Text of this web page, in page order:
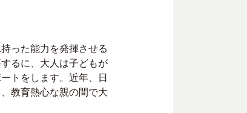
った能力を発揮させる
るに、大人は子どもが
トをします。近年、日
教育熱心な親の間で大